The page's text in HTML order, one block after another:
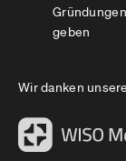
geben
Wir danken